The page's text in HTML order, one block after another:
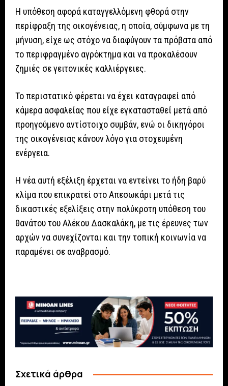
Η υπόθεση αφορά καταγγελλόμενη φθορά στην
περίφραξη της οικογένειας, η οποία, σύμφωνα με τη
μήνυση, είχε ως στόχο να διαφύγουν τα πρόβατα από
το περιφραγμένο αγρόκτημα και να προκαλέσουν
ζημιές σε γειτονικές καλλιέργειες.
Το περιστατικό φέρεται να έχει καταγραφεί από
κάμερα ασφαλείας που είχε εγκατασταθεί μετά από
προηγούμενο αντίστοιχο συμβάν, ενώ οι δικηγόροι
της οικογένειας κάνουν λόγο για στοχευμένη
ενέργεια.
Η νέα αυτή εξέλιξη έρχεται να εντείνει το ήδη βαρύ
κλίμα που επικρατεί στο Απεσωκάρι μετά τις
δικαστικές εξελίξεις στην πολύκροτη υπόθεση του
θανάτου του Αλέκου Δασκαλάκη, με τις έρευνες των
αρχών να συνεχίζονται και την τοπική κοινωνία να
παραμένει σε αναβρασμό.
Σχετικά άρθρα